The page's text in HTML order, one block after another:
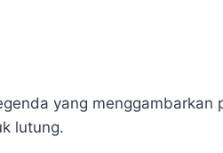
yang menggambarkan
lutung.